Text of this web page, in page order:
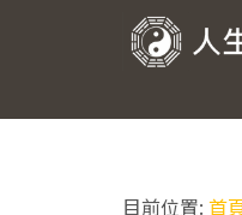
生
運
目前位置: 首